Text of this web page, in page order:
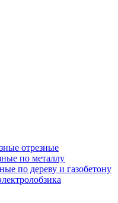
отрезные
по металлу
по дереву и газобетону